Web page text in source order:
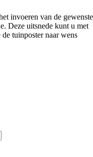
invoeren van de gewenste
Deze uitsnede kunt u met
de tuinposter naar wens